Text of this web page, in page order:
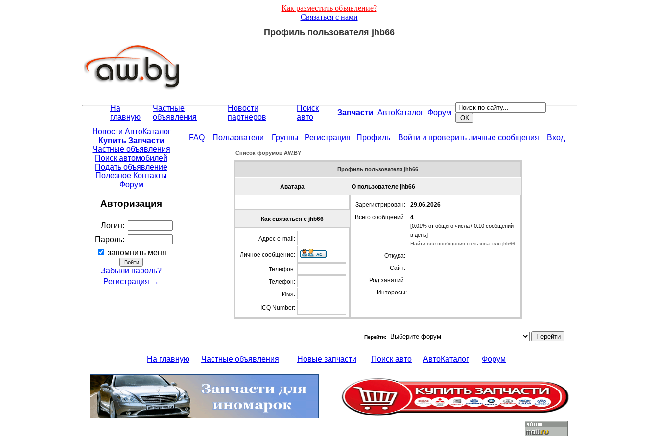
Как разместить объявление?
Связаться с нами
Профиль пользователя jhb66
На
главную
Частные
объявления
Новости
партнеров
Поиск
авто
Запчасти АвтоКаталог Форум
Новости АвтоКаталог
Купить Запчасти
Частные объявления
Поиск автомобилей
Подать объявление
Полезное Контакты
Форум
Авторизация
Логин:
Пароль:
запомнить меня
Забыли пароль?
Регистрация →
FAQ Пользователи Группы Регистрация Профиль Войти и проверить личные сообщения Вход
Список форумов АW.BY
Профиль пользователя jhb66
Аватара О пользователе jhb66
Зарегистрирован:
29.06.2026
Всего сообщений:
4
[0.01% от общего числа / 0.10 сообщений
в день]
Найти все сообщения пользователя jhb66
Откуда:
Сайт:
Род занятий:
Интересы:
Как связаться с jhb66
Адрес e-mail:
Личное сообщение:
Телефон:
Телефон:
Имя:
ICQ Number:
Перейти:
На главную Частные объявления Новые запчасти Поиск авто АвтоКаталог Форум